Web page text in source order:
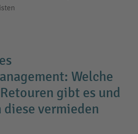
Welche
gibt es und
vermieden